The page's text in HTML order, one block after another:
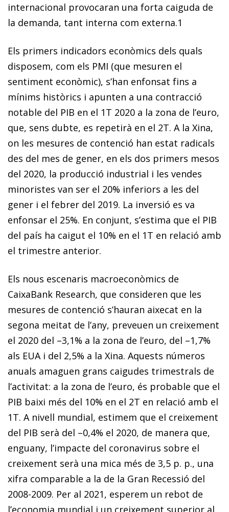
internacional provocaran una forta caiguda de
la demanda, tant interna com externa.1
Els primers indicadors econòmics dels quals
disposem, com els PMI (que mesuren el
sentiment econòmic), s’han enfonsat fins a
mínims històrics i apunten a una contracció
notable del PIB en el 1T 2020 a la zona de l’euro,
que, sens dubte, es repetirà en el 2T. A la Xina,
on les mesures de contenció han estat radicals
des del mes de gener, en els dos primers mesos
del 2020, la producció industrial i les vendes
minoristes van ser el 20% inferiors a les del
gener i el febrer del 2019. La inversió es va
enfonsar el 25%. En conjunt, s’estima que el PIB
del país ha caigut el 10% en el 1T en relació amb
el trimestre anterior.
Els nous escenaris macroeconòmics de
CaixaBank Research, que consideren que les
mesures de contenció s’hauran aixecat en la
segona meitat de l’any, preveuen un creixement
el 2020 del –3,1% a la zona de l’euro, del –1,7%
als EUA i del 2,5% a la Xina. Aquests números
anuals amaguen grans caigudes trimestrals de
l’activitat: a la zona de l’euro, és probable que el
PIB baixi més del 10% en el 2T en relació amb el
1T. A nivell mundial, estimem que el creixement
del PIB serà del –0,4% el 2020, de manera que,
enguany, l’impacte del coronavirus sobre el
creixement serà una mica més de 3,5 p. p., una
xifra comparable a la de la Gran Recessió del
2008-2009. Per al 2021, esperem un rebot de
l’economia mundial i un creixement superior al